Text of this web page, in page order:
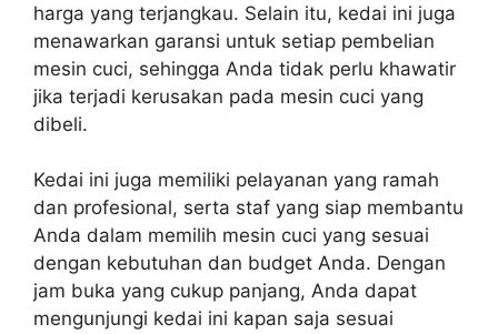
harga yang terjangkau. Selain itu, kedai ini juga
menawarkan garansi untuk setiap pembelian
mesin cuci, sehingga Anda tidak perlu khawatir
jika terjadi kerusakan pada mesin cuci yang
dibeli.
Kedai ini juga memiliki pelayanan yang ramah
dan profesional, serta staf yang siap membantu
Anda dalam memilih mesin cuci yang sesuai
dengan kebutuhan dan budget Anda. Dengan
jam buka yang cukup panjang, Anda dapat
mengunjungi kedai ini kapan saja sesuai